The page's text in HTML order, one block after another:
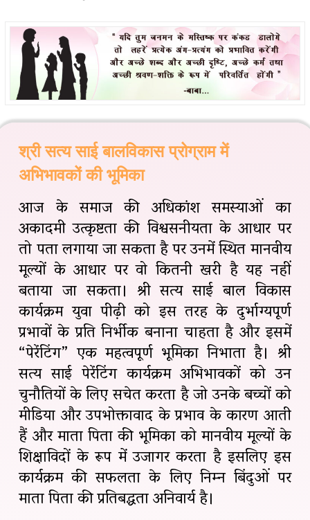
श्री सत्य साई बालविकास प्रोग्राम में
अभिभावकों की भूमिका
आज के समाज की अधिकांश समस्याओं का
अकादमी उत्कृष्टता की विश्वसनीयता के आधार पर
तो पता लगाया जा सकता है पर उनमें स्थित मानवीय
मूल्यों के आधार पर वो कितनी खरी है यह नहीं
बताया जा सकता। श्री सत्य साई बाल विकास
कार्यक्रम युवा पीढ़ी को इस तरह के दुर्भाग्यपूर्ण
प्रभावों के प्रति निर्भीक बनाना चाहता है और इसमें
“पेरेंटिंग” एक महत्वपूर्ण भूमिका निभाता है। श्री
सत्य साई पेरेंटिंग कार्यक्रम अभिभावकों को उन
चुनौतियों के लिए सचेत करता है जो उनके बच्चों को
मीडिया और उपभोक्तावाद के प्रभाव के कारण आती
हैं और माता पिता की भूमिका को मानवीय मूल्यों के
शिक्षाविदों के रूप में उजागर करता है इसलिए इस
कार्यक्रम की सफलता के लिए निम्न बिंदुओं पर
माता पिता की प्रतिबद्धता अनिवार्य है।